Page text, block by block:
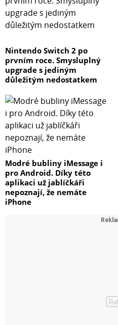
Nintendo Switch 2 po
prvním roce. Smysluplný
upgrade s jediným
důležitým nedostatkem
Modré bubliny iMessage i
pro Android. Díky této
aplikaci už jablíčkáři
nepoznají, že nemáte
iPhone